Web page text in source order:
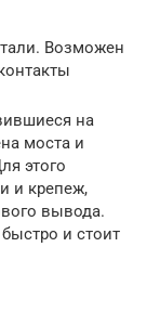
Возможен
на
моста и
этого
и крепеж,
вывода.
и стоит